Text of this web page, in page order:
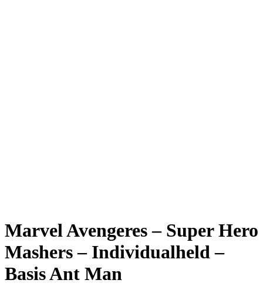
Marvel Avengeres – Super Hero
Mashers – Individualheld –
Basis Ant Man